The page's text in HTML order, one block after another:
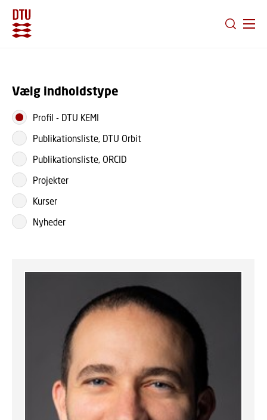
Vælg indholdstype
Profil - DTU KEMI
Publikationsliste, DTU Orbit
Publikationsliste, ORCID
Projekter
Kurser
Nyheder